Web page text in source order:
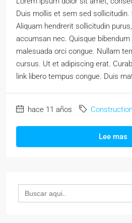
Duis mollis et sem sed sollicitudin.
Aliquam hendrerit sollicitudin
accumsan nec. Quisque
malesuada orci congue. Nullam
cursus. Ut et adipiscing erat.
link libero tempus congue. Duis
hace 11 años
Lee mas
Buscar: